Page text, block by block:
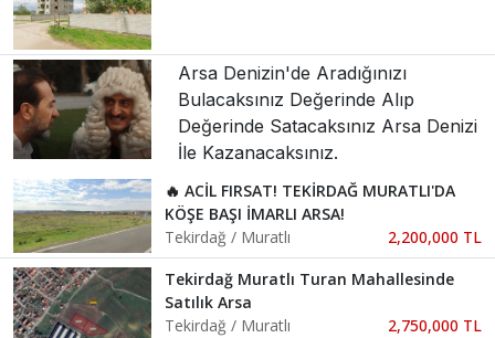
Arsa Denizin'de Aradığınızı
Bulacaksınız Değerinde Alıp
Değerinde Satacaksınız Arsa Denizi
İle Kazanacaksınız.
🔥 ACİL FIRSAT! TEKİRDAĞ MURATLI'DA
KÖŞE BAŞI İMARLI ARSA!
Tekirdağ / Muratlı
2,200,000 TL
Tekirdağ Muratlı Turan Mahallesinde
Satılık Arsa
Tekirdağ / Muratlı
2,750,000 TL